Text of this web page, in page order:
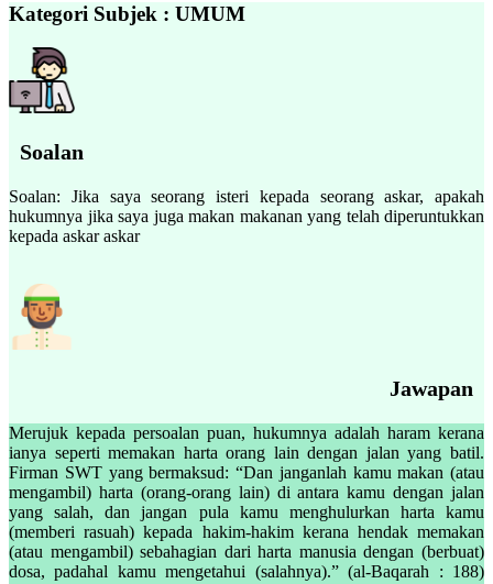
Kategori Subjek : UMUM
Soalan
Soalan: Jika saya seorang isteri kepada seorang askar, apakah
hukumnya jika saya juga makan makanan yang telah diperuntukkan
kepada askar askar
Jawapan
Merujuk kepada persoalan puan, hukumnya adalah haram kerana
ianya seperti memakan harta orang lain dengan jalan yang batil.
Firman SWT yang bermaksud: “Dan janganlah kamu makan (atau
mengambil) harta (orang-orang lain) di antara kamu dengan jalan
yang salah, dan jangan pula kamu menghulurkan harta kamu
(memberi rasuah) kepada hakim-hakim kerana hendak memakan
(atau mengambil) sebahagian dari harta manusia dengan (berbuat)
dosa, padahal kamu mengetahui (salahnya).” (al-Baqarah : 188)